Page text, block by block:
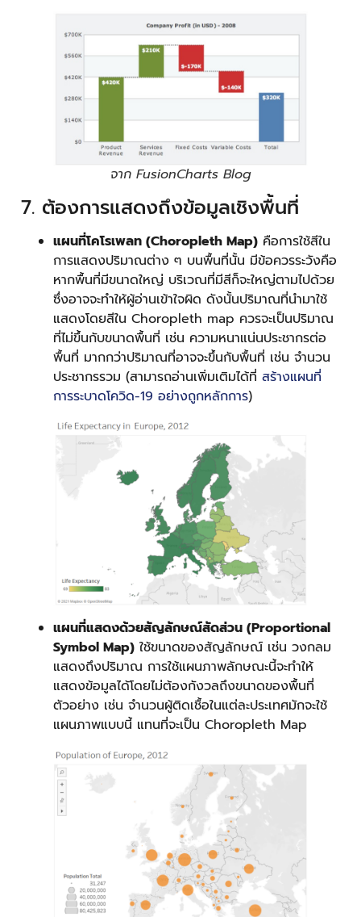
จาก FusionCharts Blog
7. ต้องการแสดงถึงข้อมูลเชิงพื้นที่
แผนที่โคโรเพลท (Choropleth Map) คือการใช้สีใน
การแสดงปริมาณต่าง ๆ บนพื้นที่นั้น มีข้อควรระวังคือ
หากพื้นที่มีขนาดใหญ่ บริเวณที่มีสีก็จะใหญ่ตามไปด้วย
ซึ่งอาจจะทำให้ผู้อ่านเข้าใจผิด ดังนั้นปริมาณที่นำมาใช้
แสดงโดยสีใน Choropleth map ควรจะเป็นปริมาณ
ที่ไม่ขึ้นกับขนาดพื้นที่ เช่น ความหนาแน่นประชากรต่อ
พื้นที่ มากกว่าปริมาณที่อาจจะขึ้นกับพื้นที่ เช่น จำนวน
ประชากรรวม (สามารถอ่านเพิ่มเติมได้ที่ สร้างแผนที่
การระบาดโควิด-19 อย่างถูกหลักการ)
แผนที่แสดงด้วยสัญลักษณ์สัดส่วน (Proportional
Symbol Map) ใช้ขนาดของสัญลักษณ์ เช่น วงกลม
แสดงถึงปริมาณ การใช้แผนภาพลักษณะนี้จะทำให้
แสดงข้อมูลได้โดยไม่ต้องกังวลถึงขนาดของพื้นที่
ตัวอย่าง เช่น จำนวนผู้ติดเชื้อในแต่ละประเทศมักจะใช้
แผนภาพแบบนี้ แทนที่จะเป็น Choropleth Map